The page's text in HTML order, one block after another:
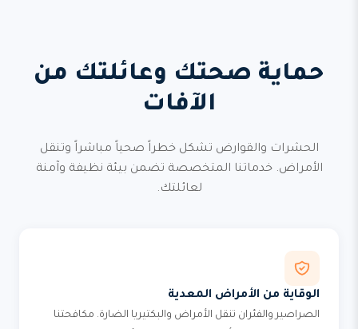
حماية صحتك وعائلتك من
الآفات
الحشرات والقوارض تشكل خطراً صحياً مباشراً وتنقل
الأمراض. خدماتنا المتخصصة تضمن بيئة نظيفة وآمنة
لعائلتك.
الوقاية من الأمراض المعدية
الصراصير والفئران تنقل الأمراض والبكتيريا الضارة. مكافحتنا